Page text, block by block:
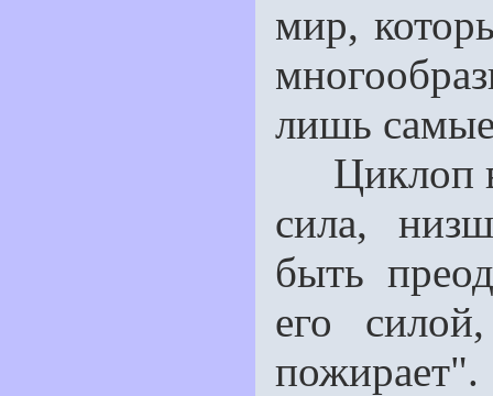
мир,
лишь
Циклоп в
сила,
быть
его